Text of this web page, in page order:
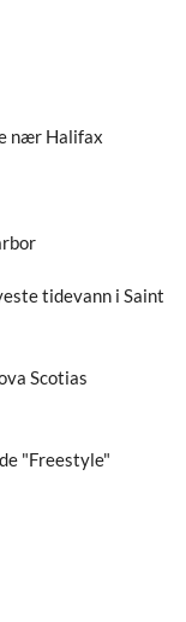
nær Halifax
tidevann i Saint
Scotias
"Freestyle"